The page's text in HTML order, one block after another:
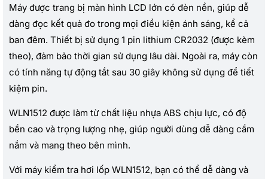
Máy được trang bị màn hình LCD lớn có đèn nền, giúp dễ
dàng đọc kết quả đo trong mọi điều kiện ánh sáng, kể cả
ban đêm. Thiết bị sử dụng 1 pin lithium CR2032 (được kèm
theo), đảm bảo thời gian sử dụng lâu dài. Ngoài ra, máy còn
có tính năng tự động tắt sau 30 giây không sử dụng để tiết
kiệm pin.
WLN1512 được làm từ chất liệu nhựa ABS chịu lực, có độ
bền cao và trọng lượng nhẹ, giúp người dùng dễ dàng cầm
nắm và mang theo bên mình.
Với máy kiểm tra hơi lốp WLN1512, bạn có thể dễ dàng và